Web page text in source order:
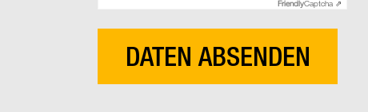
FriendlyCaptcha ⇗